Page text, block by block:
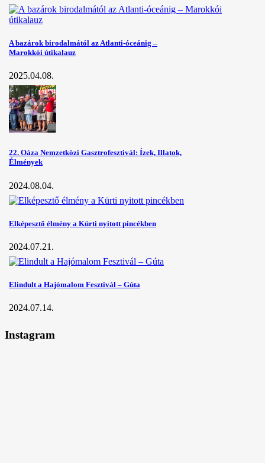
A bazárok birodalmától az Atlanti-óceánig –
Marokkói útikalauz
2025.04.08.
22. Oáza Nemzetközi Gasztrofesztivál: Ízek, Illatok,
Élmények
2024.08.04.
Elképesztő élmény a Kürti nyitott pincékben
2024.07.21.
Elindult a Hajómalom Fesztivál – Gúta
2024.07.14.
Instagram